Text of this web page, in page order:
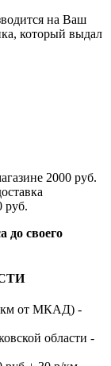
на Ваш
который выдал
2000 руб.
руб.
до своего
км от МКАД) -
области -